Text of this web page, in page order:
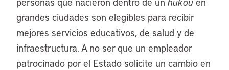
grandes ciudades son elegibles para recibir
mejores servicios educativos, de salud y de
infraestructura. A no ser que un empleador
patrocinado por el Estado solicite un cambio en